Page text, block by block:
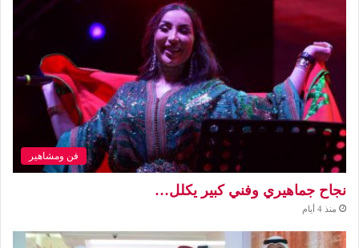
فن ومشاهير
نجاح جماهيري وفني كبير يكلل…
منذ 4 أيام